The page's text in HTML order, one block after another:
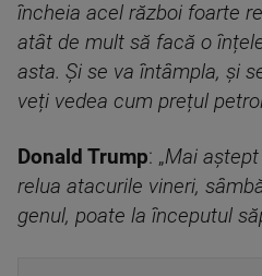
încheia acel război foarte
atât de mult să facă o
asta. Și se va întâmpla, și
veți vedea cum prețul
Donald Trump: „Mai
relua atacurile vineri,
genul, poate la începutul